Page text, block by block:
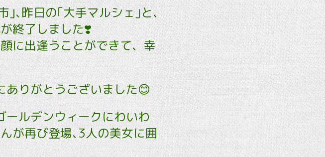
､昨日の｢大手マルシェ｣と､
終了しました❣️
に出逢うことができて、幸
ありがとうございました😊
ールデンウィークにわいわ
が再び登場､3人の美女に囲